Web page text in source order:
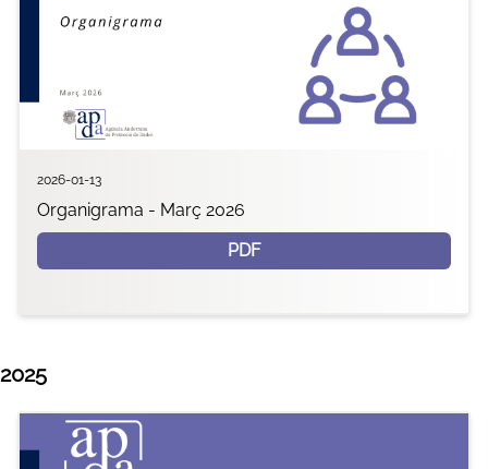
2026-01-13
Organigrama - Març 2026
PDF
2025